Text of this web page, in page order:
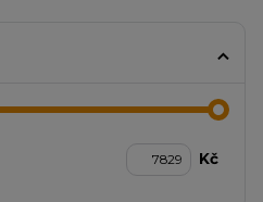
Kč